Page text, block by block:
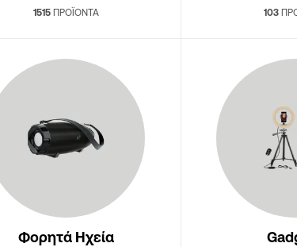
1515ΠΡΟΪΌΝΤΑ 103
Φορητά Ηχεία